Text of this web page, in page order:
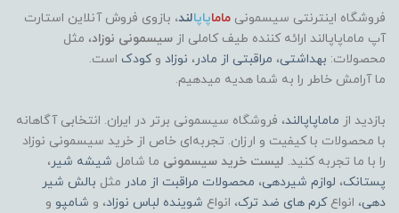
فروشگاه اینترنتی سیسمونی ماماپاپالند، بازوی فروش آنلاین استارت
آپ ماماپاپالند ارائه کننده طیف کاملی از سیسمونی نوزاد، مثل
محصولات: بهداشتی، مراقبتی از مادر ، نوزاد وکودک است.
ما آرامش خاطر را به شما هدیه میدهیم.
بازدید از ماماپاپالند، فروشگاه سیسمونی برتر در ایران. انتخابی آگاهانه
با محصولات با کیفیت و ارزان. تجربه‌ای خاص از خرید سیسمونی نوزاد
را با ما تجربه کنید. لیست خرید سیسمونی ما شامل شیشه شیر ،
پستانک، لوازم شیردهی، محصولات مراقبت از مادر مثل بالش شیر
دهی، انواعکرم های ضد ترک، انواع شوینده لباس نوزاد، و شامپو و